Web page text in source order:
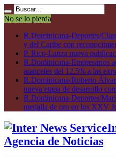
No se lo pierda
R.Dominicana-Deportes/
y del Caribe con
P. Rico-Lanza nueva
R.Dominicana-Empresarios
aranceles del 12.5% a las
R.Dominicana-Roberto
nueva etapa de desarrollo
R.Dominicana-Deportes/
medalla de oro en los XXV
Agencia de Noticias